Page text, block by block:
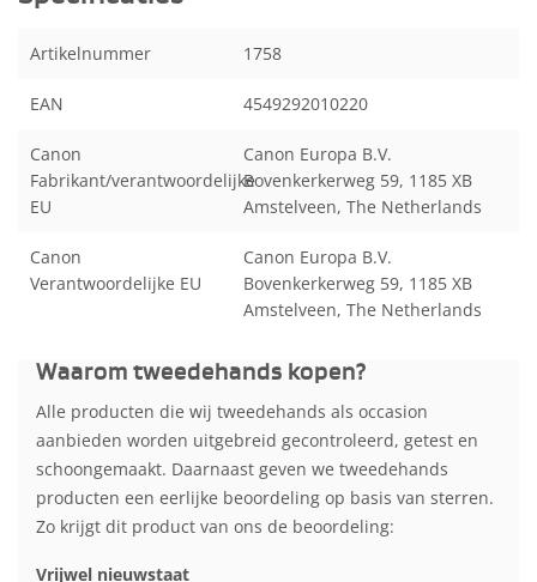
Artikelnummer 1758
EAN 4549292010220
Canon
Fabrikant/verantwoordelijke
EU
Canon Europa B.V.
Bovenkerkerweg 59, 1185 XB
Amstelveen, The Netherlands
Canon
Verantwoordelijke EU
Canon Europa B.V.
Bovenkerkerweg 59, 1185 XB
Amstelveen, The Netherlands
Waarom tweedehands kopen?
Alle producten die wij tweedehands als occasion
aanbieden worden uitgebreid gecontroleerd, getest en
schoongemaakt. Daarnaast geven we tweedehands
producten een eerlijke beoordeling op basis van sterren.
Zo krijgt dit product van ons de beoordeling:
Vrijwel nieuwstaat